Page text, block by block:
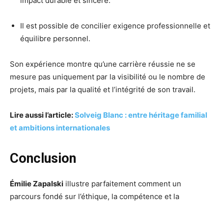
Il est possible de concilier exigence professionnelle et
équilibre personnel.
Son expérience montre qu’une carrière réussie ne se
mesure pas uniquement par la visibilité ou le nombre de
projets, mais par la qualité et l’intégrité de son travail.
Lire aussi l’article:Solveig Blanc : entre héritage familial
et ambitions internationales
Conclusion
Émilie Zapalski illustre parfaitement comment un
parcours fondé sur l’éthique, la compétence et la